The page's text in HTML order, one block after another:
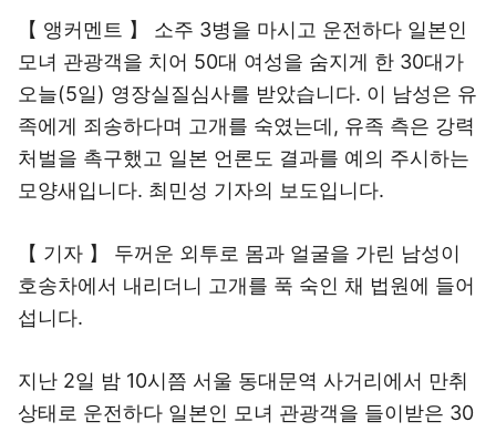
【 앵커멘트 】 소주 3병을 마시고 운전하다 일본인
모녀 관광객을 치어 50대 여성을 숨지게 한 30대가
오늘(5일) 영장실질심사를 받았습니다. 이 남성은 유
족에게 죄송하다며 고개를 숙였는데, 유족 측은 강력
처벌을 촉구했고 일본 언론도 결과를 예의 주시하는
모양새입니다. 최민성 기자의 보도입니다.
【 기자 】 두꺼운 외투로 몸과 얼굴을 가린 남성이
호송차에서 내리더니 고개를 푹 숙인 채 법원에 들어
섭니다.
지난 2일 밤 10시쯤 서울 동대문역 사거리에서 만취
상태로 운전하다 일본인 모녀 관광객을 들이받은 30